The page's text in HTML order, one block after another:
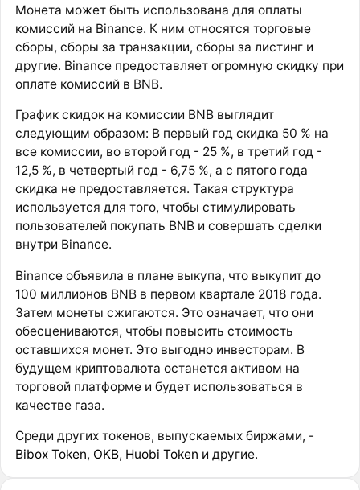
Монета может быть использована для оплаты
комиссий на Binance. К ним относятся торговые
сборы, сборы за транзакции, сборы за листинг и
другие. Binance предоставляет огромную скидку при
оплате комиссий в BNB.
График скидок на комиссии BNB выглядит
следующим образом: В первый год скидка 50 % на
все комиссии, во второй год - 25 %, в третий год -
12,5 %, в четвертый год - 6,75 %, а с пятого года
скидка не предоставляется. Такая структура
используется для того, чтобы стимулировать
пользователей покупать BNB и совершать сделки
внутри Binance.
Binance объявила в плане выкупа, что выкупит до
100 миллионов BNB в первом квартале 2018 года.
Затем монеты сжигаются. Это означает, что они
обесцениваются, чтобы повысить стоимость
оставшихся монет. Это выгодно инвесторам. В
будущем криптовалюта останется активом на
торговой платформе и будет использоваться в
качестве газа.
Среди других токенов, выпускаемых биржами, -
Bibox Token, OKB, Huobi Token и другие.